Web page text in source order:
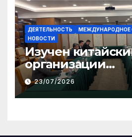
ДЕЯТЕЛЬНОСТЬ
МЕЖДУНАРОДНОЕ
НОВОСТИ
Изучен
организации
общественного
и инклюзивного
23/07/2026